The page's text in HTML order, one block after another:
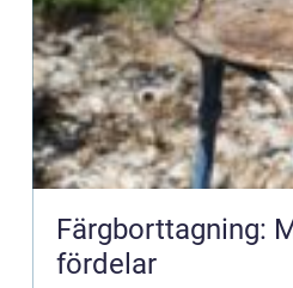
Färgborttagning:
fördelar